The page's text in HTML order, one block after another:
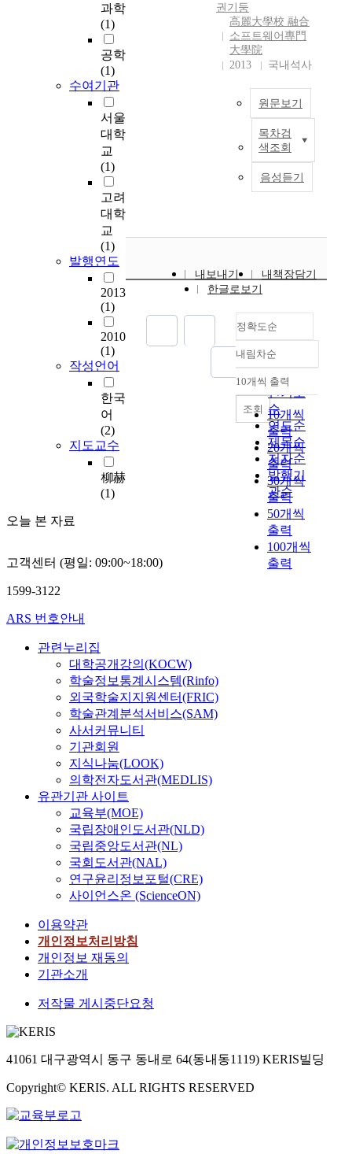
과학
(1)
공학
(1)
수여기관
서울
대학
교
(1)
고려
대학
교
(1)
발행연도
2013
(1)
2010
(1)
작성언어
한국
어
(2)
지도교수
柳赫
(1)
오늘 본 자료
권기둥
高麗大學校 融合
소프트웨어專門
大學院
2013
국내석사
원문보기
목차검
색조회
음성듣기
,
등
유
내보내기
내책장담기
한글로보기
정확도순
정확도
순
인기도
순
연도순
제목순
저자순
발행기
관순
내림차순
내림차순
10개씩 출력
10개씩
출력
20개씩
출력
30개씩
출력
50개씩
출력
100개씩
출력
조회
고객센터 (평일: 09:00~18:00)
1599-3122
ARS 번호안내
관련누리집
대학공개강의(KOCW)
학술정보통계시스템(Rinfo)
외국학술지지원센터(FRIC)
학술관계분석서비스(SAM)
사서커뮤니티
기관회원
지식나눔(LOOK)
의학전자도서관(MEDLIS)
유관기관 사이트
교육부(MOE)
국립장애인도서관(NLD)
국립중앙도서관(NL)
국회도서관(NAL)
연구윤리정보포털(CRE)
사이언스온 (ScienceON)
이용약관
개인정보처리방침
개인정보 재동의
기관소개
저작물 게시중단요청
41061 대구광역시 동구 동내로 64(동내동1119) KERIS빌딩
Copyright© KERIS. ALL RIGHTS RESERVED